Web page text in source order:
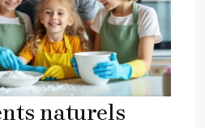
naturels